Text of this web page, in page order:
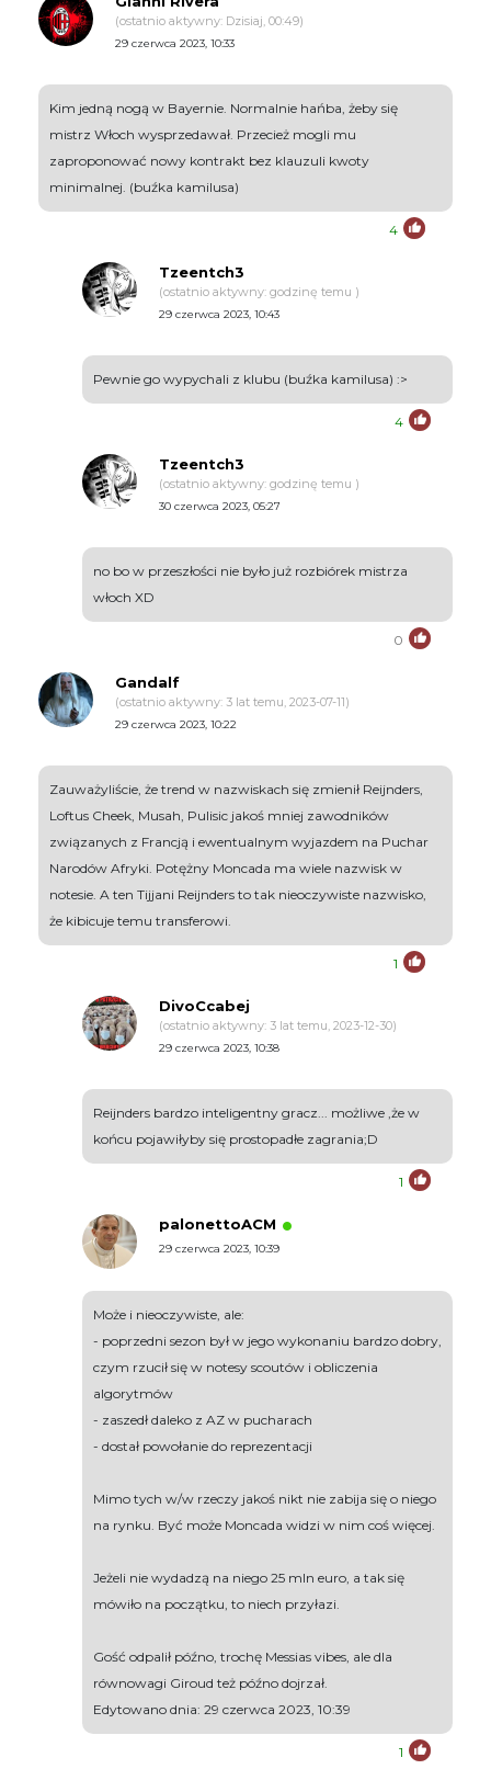
(ostatnio aktywny: Dzisiaj, 00:49)
29 czerwca 2023, 10:33
Kim jedną nogą w Bayernie. Normalnie hańba, żeby się
mistrz Włoch wysprzedawał. Przecież mogli mu
zaproponować nowy kontrakt bez klauzuli kwoty
minimalnej. (buźka kamilusa)
4
Tzeentch3
(ostatnio aktywny: godzinę temu )
29 czerwca 2023, 10:43
Pewnie go wypychali z klubu (buźka kamilusa) :>
4
Tzeentch3
(ostatnio aktywny: godzinę temu )
30 czerwca 2023, 05:27
no bo w przeszłości nie było już rozbiórek mistrza
włoch XD
0
Gandalf
(ostatnio aktywny: 3 lat temu, 2023-07-11)
29 czerwca 2023, 10:22
Zauważyliście, że trend w nazwiskach się zmienił Reijnders,
Loftus Cheek, Musah, Pulisic jakoś mniej zawodników
związanych z Francją i ewentualnym wyjazdem na Puchar
Narodów Afryki. Potężny Moncada ma wiele nazwisk w
notesie. A ten Tijjani Reijnders to tak nieoczywiste nazwisko,
że kibicuje temu transferowi.
1
DivoCcabej
(ostatnio aktywny: 3 lat temu, 2023-12-30)
29 czerwca 2023, 10:38
Reijnders bardzo inteligentny gracz... możliwe ,że w
końcu pojawiłyby się prostopadłe zagrania;D
1
palonettoACM
29 czerwca 2023, 10:39
Może i nieoczywiste, ale:
- poprzedni sezon był w jego wykonaniu bardzo dobry,
czym rzucił się w notesy scoutów i obliczenia
algorytmów
- zaszedł daleko z AZ w pucharach
- dostał powołanie do reprezentacji
Mimo tych w/w rzeczy jakoś nikt nie zabija się o niego
na rynku. Być może Moncada widzi w nim coś więcej.
Jeżeli nie wydadzą na niego 25 mln euro, a tak się
mówiło na początku, to niech przyłazi.
Gość odpalił późno, trochę Messias vibes, ale dla
równowagi Giroud też późno dojrzał.
Edytowano dnia: 29 czerwca 2023, 10:39
1